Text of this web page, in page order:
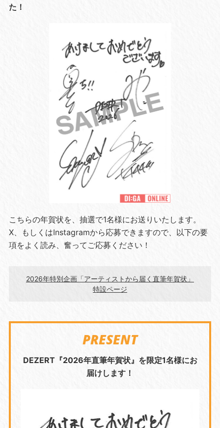
た！
こちらの年賀状を、抽選で1名様にお送りいたします。
X、もしくはInstagramから応募できますので、以下の要
項をよく読み、奮ってご応募ください！
2026年特別企画「アーティストから届く直筆年賀状」
特設ページ
PRESENT
DEZERT『2026年直筆年賀状』を限定1名様にお
届けします！